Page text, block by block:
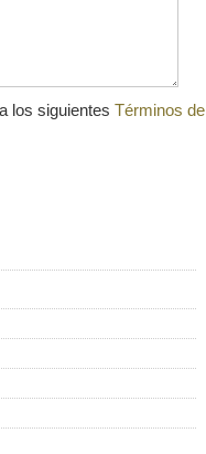
los siguientes Términos de